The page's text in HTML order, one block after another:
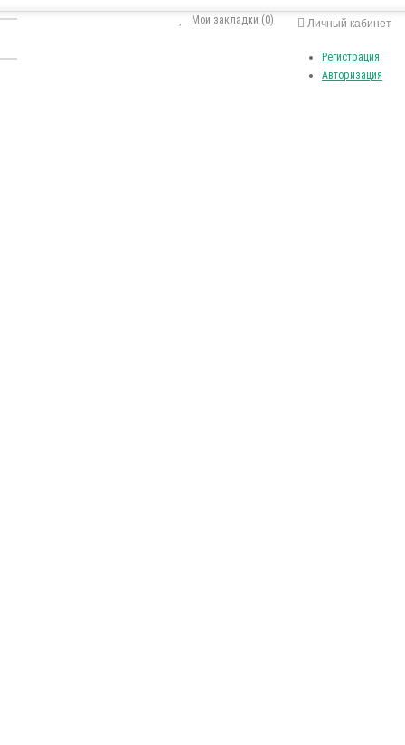
Личный кабинет
Регистрация
Авторизация
Мои закладки (0)